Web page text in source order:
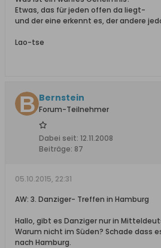
Etwas, das für jeden offen da liegt-
und der eine erkennt es, der andere
Lao-tse
Bernstein
Forum-Teilnehmer
Dabei seit: 12.11.2008
Beiträge: 87
05.10.2015, 22:31
AW: 3. Danziger- Treffen in Hamburg
Hallo, gibt es Danziger nur in
Warum nicht im Süden? Schade dass
nach Hamburg.